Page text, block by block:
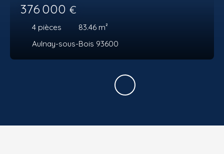
376 000 €
4 pièces 83.46 m²
Aulnay-sous-Bois 93600